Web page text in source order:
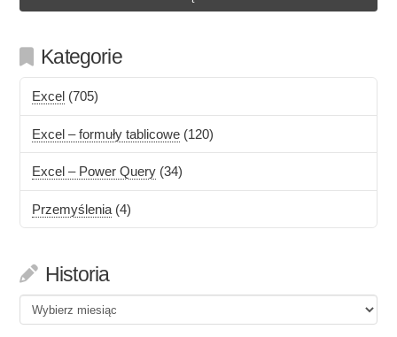
Kategorie
Excel (705)
Excel – formuły tablicowe (120)
Excel – Power Query (34)
Przemyślenia (4)
Historia
Historia